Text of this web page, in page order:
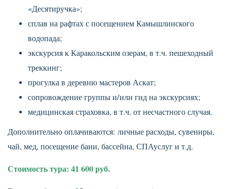
«Десятиручка»;
сплав на рафтах с посещением Камышлинского
водопада;
экскурсия к Каракольским озерам, в т.ч. пешеходный
треккинг;
прогулка в деревню мастеров Аскат;
сопровождение группы и/или гид на экскурсиях;
медицинская страховка, в т.ч. от несчастного случая.
Дополнительно оплачиваются: личные расходы, сувениры,
чай, мед, посещение бани, бассейна, СПАуслуг и т.д.
Стоимость тура: 41 600 руб.